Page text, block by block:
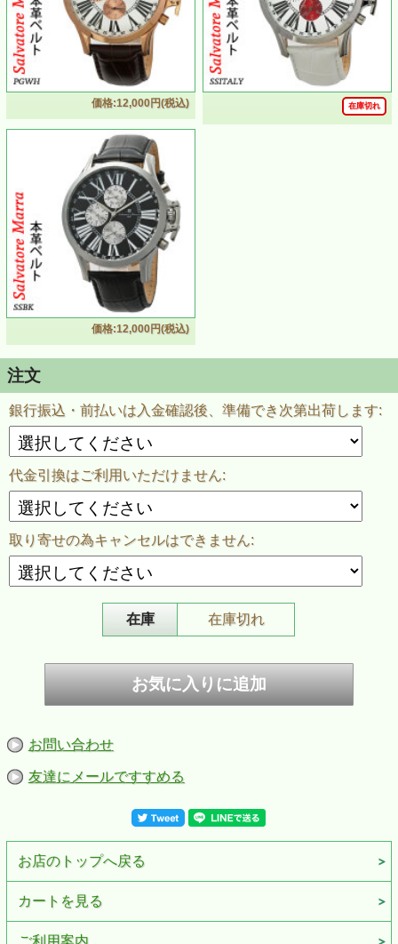
価格:12,000円(税込) 在庫切れ
価格:12,000円(税込)
注文
銀行振込・前払いは入金確認後、準備でき次第出荷します:
代金引換はご利用いただけません:
取り寄せの為キャンセルはできません:
在庫 在庫切れ
お問い合わせ
友達にメールですすめる
お店のトップへ戻る
カートを見る
ご利用案内